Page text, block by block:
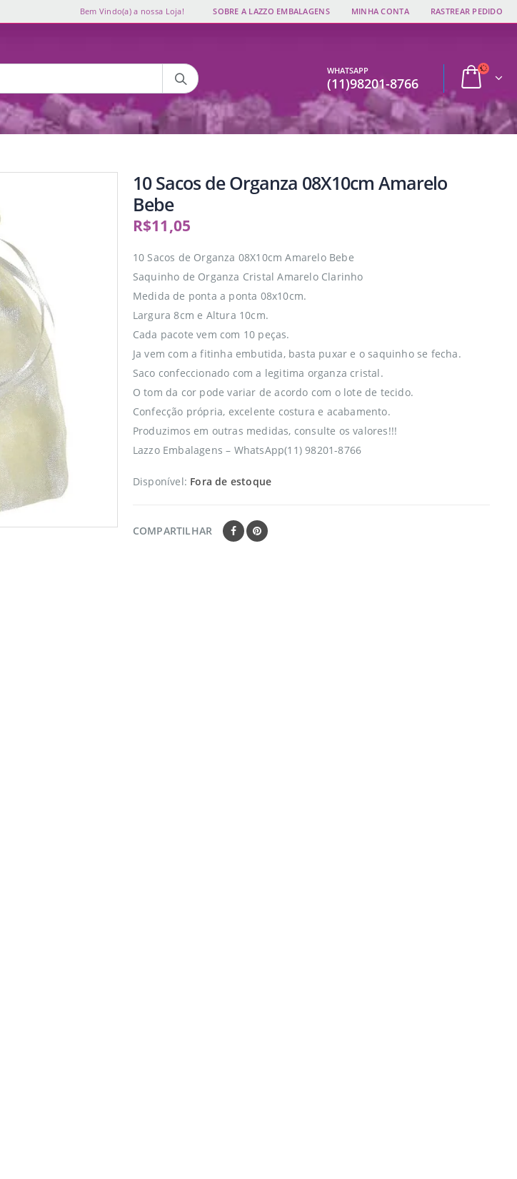
Bem Vindo(a) a nossa Loja! SOBRE A LAZZO EMBALAGENS MINHA CONTA RASTREAR PEDIDO
WHATSAPP
(11)98201-8766
10 Sacos de Organza 08X10cm Amarelo
Bebe
R$11,05
10 Sacos de Organza 08X10cm Amarelo Bebe
Saquinho de Organza Cristal Amarelo Clarinho
Medida de ponta a ponta 08x10cm.
Largura 8cm e Altura 10cm.
Cada pacote vem com 10 peças.
Ja vem com a fitinha embutida, basta puxar e o saquinho se fecha.
Saco confeccionado com a legitima organza cristal.
O tom da cor pode variar de acordo com o lote de tecido.
Confecção própria, excelente costura e acabamento.
Produzimos em outras medidas, consulte os valores!!!
Lazzo Embalagens – WhatsApp(11) 98201-8766
Disponível: Fora de estoque
COMPARTILHAR